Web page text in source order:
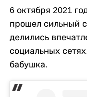
6 октября 2021
прошел сильный
делились
социальных
бабушка.